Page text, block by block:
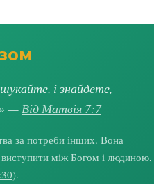
і знайдете,
—Від Матвія 7:7
за потреби інших. Вона
виступити між Богом і людиною,
).